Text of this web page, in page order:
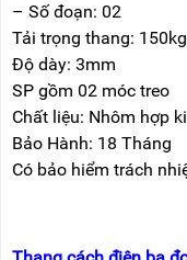
– Số đoạn: 02
Tải trọng thang:
Độ dày: 3mm
SP gồm 02 móc treo
Chất liệu: Nhôm hợp
Bảo Hành: 18 Tháng
Có bảo hiểm trách